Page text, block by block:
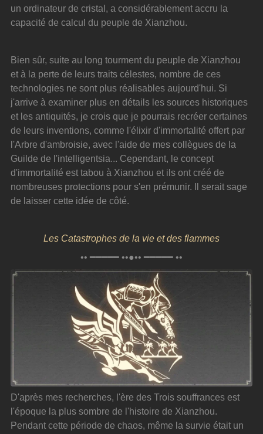
un ordinateur de cristal, a considérablement accru la
capacité de calcul du peuple de Xianzhou.
Bien sûr, suite au long tourment du peuple de Xianzhou
et à la perte de leurs traits célestes, nombre de ces
technologies ne sont plus réalisables aujourd'hui. Si
j'arrive à examiner plus en détails les sources historiques
et les antiquités, je crois que je pourrais recréer certaines
de leurs inventions, comme l'élixir d'immortalité offert par
l'Arbre d'ambroisie, avec l'aide de mes collègues de la
Guilde de l'intelligentsia... Cependant, le concept
d'immortalité est tabou à Xianzhou et ils ont créé de
nombreuses protections pour s'en prémunir. Il serait sage
de laisser cette idée de côté.
Les Catastrophes de la vie et des flammes
•• ━━━━━ ••●•• ━━━━━ ••
D'après mes recherches, l'ère des Trois souffrances est
l'époque la plus sombre de l'histoire de Xianzhou.
Pendant cette période de chaos, même la survie était un